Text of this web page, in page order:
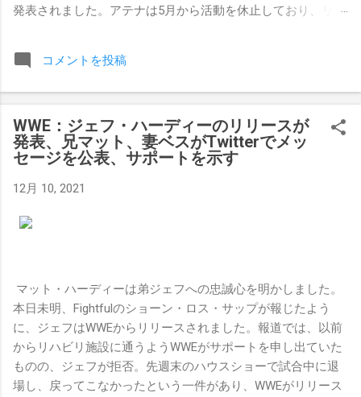
発表されました。アテナは5月から活動を休止しており、リン
女子世界チャンピオンは5月の最後の試合で怪我の恐怖に苦し
みましたが、それはストーリーの中で誇張されています。 ア
でタイトルを防衛します。PPVでレッド・ベルベッドを相手
にROH Women's TV 王座の防衛戦を行います。 木曜日の放送
では、リー・モリアーティーがROH Pure Championship
Proving Groundの試合でウィーラー・ユータとタイムリミット
で引き分けたので、チャンピオンシップへのチャンスを手に
Wrestling Observer
コメントを投稿
WWE：ジェフ・ハーディーのリリースが
発表、兄マット、妻ベスがTwitterでメッ
セージを公表、サポートを示す
12月 10, 2021
マット・ハーディーは弟ジェフへの忠誠心を明かしました。
本日未明、Fightfulのショーン・ロス・サップが報じたよう
に、ジェフはWWEからリリースされました。報道では、以前
からリハビリ施設に通うようWWEがサポートを申し出ていた
ものの、ジェフが拒否。先週末のハウスショーで試合中に退
場し、戻ってこなかったという一件があり、WWEがリリース